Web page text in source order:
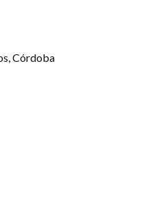
Córdoba